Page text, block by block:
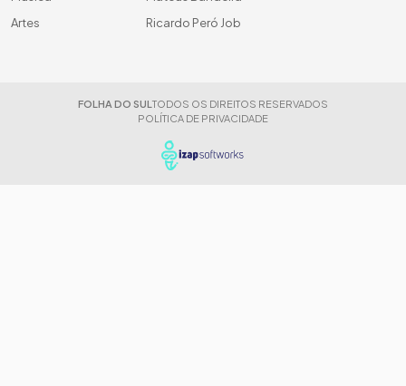
Artes
Ricardo Peró Job
FOLHA DO SUL TODOS OS DIREITOS RESERVADOS
POLÍTICA DE PRIVACIDADE